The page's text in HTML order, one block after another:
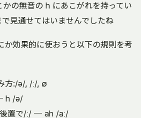
の無音の h にあこがれを持ってい
見通せてはいませんでしたね
か効果的に使おうと以下の規則を考
方:/ə/, /ː/, ∅
h /ə/
置で/ː/ ─ ah /aː/